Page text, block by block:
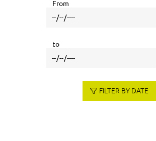
From
to
FILTER BY DATE